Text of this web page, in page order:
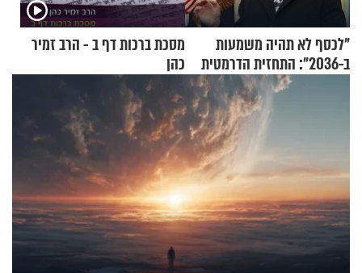
"לכסף לא תהיה משמעות
ב-2036": התחזית הדרמטית
של אילון מאסק על עתיד
מסכת ברכות דף ב - הרב זמיר
כהן